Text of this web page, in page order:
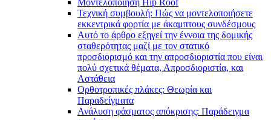
Μοντελοποίηση Hip Roof
Τεχνική συμβουλή: Πώς να μοντελοποιήσετε
εκκεντρικά φορτία με άκαμπτους συνδέσμους
Αυτό το άρθρο εξηγεί την έννοια της δομικής
σταθερότητας μαζί με τον στατικό
προσδιορισμό και την απροσδιοριστία που είναι
πολύ σχετικά θέματα, Απροσδιοριστία, και
Αστάθεια
Ορθοτροπικές πλάκες: Θεωρία και
Παραδείγματα
Ανάλυση φάσματος απόκρισης: Παράδειγμα